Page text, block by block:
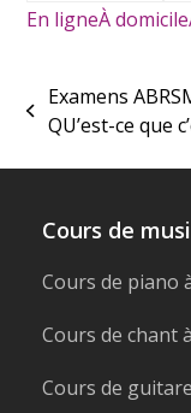
En ligneÀ domicile
previous
Examens
QU’est-ce que
Cours de
Cours de piano
Cours de chant
Cours de